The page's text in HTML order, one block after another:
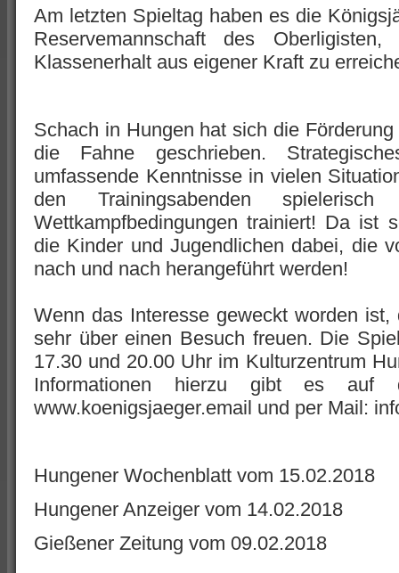
Am letzten Spieltag haben es die
Reservemannschaft des
Klassenerhalt aus eigener Kraft zu
Schach in Hungen hat sich die
die Fahne geschrieben.
umfassende Kenntnisse in vielen
den Trainingsabenden
Wettkampfbedingungen trainiert! Da ist
die Kinder und Jugendlichen dabei, die
nach und nach herangeführt werden!
Wenn das Interesse geweckt worden
sehr über einen Besuch freuen. Die
17.30 und 20.00 Uhr im Kulturzentrum
Informationen hierzu gibt es auf
www.koenigsjaeger.email und per Mail:
Hungener Wochenblatt vom 15.02.2018
Hungener Anzeiger vom 14.02.2018
Gießener Zeitung vom 09.02.2018